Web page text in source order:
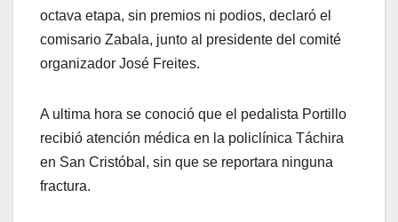
octava etapa, sin premios ni podios, declaró el
comisario Zabala, junto al presidente del comité
organizador José Freites.
A ultima hora se conoció que el pedalista Portillo
recibió atención médica en la policlínica Táchira
en San Cristóbal, sin que se reportara ninguna
fractura.